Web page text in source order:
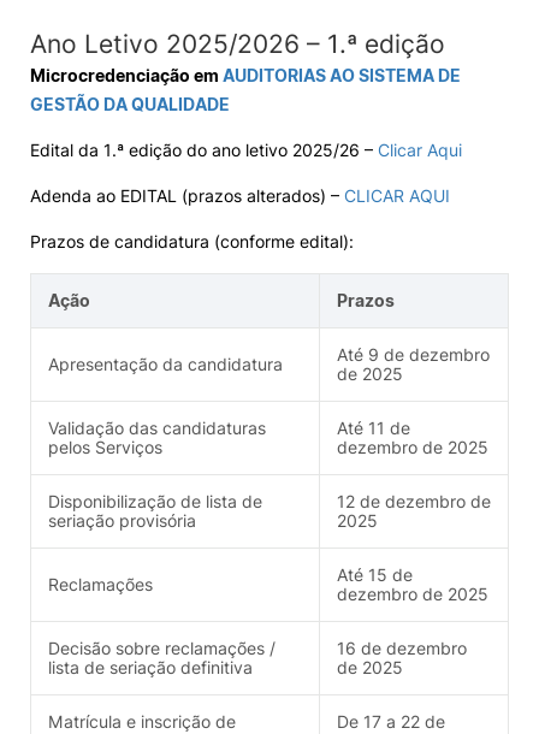
Ano Letivo 2025/2026 – 1.ª edição
Microcredenciação em AUDITORIAS AO SISTEMA DE
GESTÃO DA QUALIDADE
Edital da 1.ª edição do ano letivo 2025/26 – Clicar Aqui
Adenda ao EDITAL (prazos alterados) – CLICAR AQUI
Prazos de candidatura (conforme edital):
Ação Prazos
Apresentação da candidatura
Até 9 de dezembro
de 2025
Validação das candidaturas
pelos Serviços
Até 11 de
dezembro de 2025
Disponibilização de lista de
seriação provisória
12 de dezembro de
2025
Reclamações
Até 15 de
dezembro de 2025
Decisão sobre reclamações /
lista de seriação definitiva
16 de dezembro
de 2025
Matrícula e inscrição de
De 17 a 22 de